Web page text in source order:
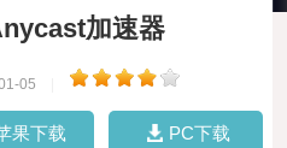
加速器
05
果下载 PC下载